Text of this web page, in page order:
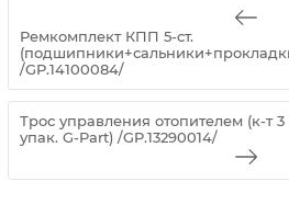
Ремкомплект КПП 5-ст.
/GP.14100084/
Трос управления отопителем (к-т 3
упак. G-Part) /GP.13290014/